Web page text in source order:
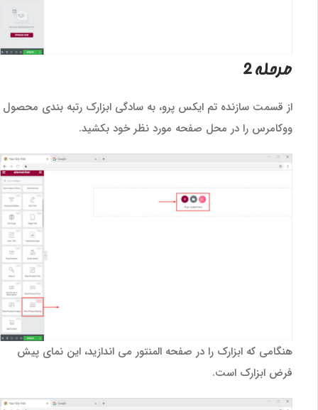
مرحله 2
از قسمت سازنده تم ایکس پرو، به سادگی ابزارک رتبه بندی محصول
ووکامرس را در محل صفحه مورد نظر خود بکشید.
هنگامی که ابزارک را در صفحه المنتور می اندازید، این نمای پیش
فرض ابزارک است.